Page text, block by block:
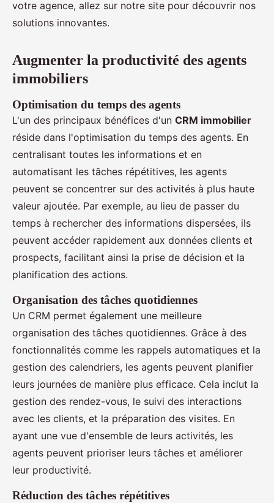
votre agence, allez sur notre site pour découvrir nos
solutions innovantes.
Augmenter la productivité des agents
immobiliers
Optimisation du temps des agents
L'un des principaux bénéfices d'un CRM immobilier
réside dans l'optimisation du temps des agents. En
centralisant toutes les informations et en
automatisant les tâches répétitives, les agents
peuvent se concentrer sur des activités à plus haute
valeur ajoutée. Par exemple, au lieu de passer du
temps à rechercher des informations dispersées, ils
peuvent accéder rapidement aux données clients et
prospects, facilitant ainsi la prise de décision et la
planification des actions.
Organisation des tâches quotidiennes
Un CRM permet également une meilleure
organisation des tâches quotidiennes. Grâce à des
fonctionnalités comme les rappels automatiques et la
gestion des calendriers, les agents peuvent planifier
leurs journées de manière plus efficace. Cela inclut la
gestion des rendez-vous, le suivi des interactions
avec les clients, et la préparation des visites. En
ayant une vue d'ensemble de leurs activités, les
agents peuvent prioriser leurs tâches et améliorer
leur productivité.
Réduction des tâches répétitives